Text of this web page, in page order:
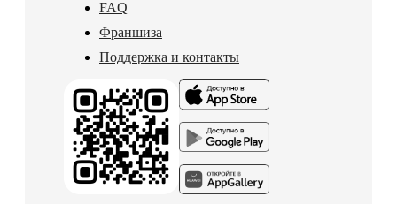
FAQ
Франшиза
Поддержка и контакты